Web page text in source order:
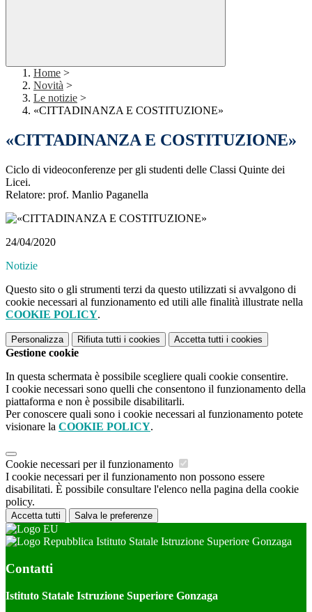
Home >
Novità >
Le notizie >
«CITTADINANZA E COSTITUZIONE»
«CITTADINANZA E COSTITUZIONE»
Ciclo di videoconferenze per gli studenti delle Classi Quinte dei
Licei.
Relatore: prof. Manlio Paganella
24/04/2020
Notizie
Questo sito o gli strumenti terzi da questo utilizzati si avvalgono di
cookie necessari al funzionamento ed utili alle finalità illustrate nella
COOKIE POLICY.
Personalizza Rifiuta tutti i cookies Accetta tutti i cookies
Gestione cookie
In questa schermata è possibile scegliere quali cookie consentire.
I cookie necessari sono quelli che consentono il funzionamento della
piattaforma e non è possibile disabilitarli.
Per conoscere quali sono i cookie necessari al funzionamento potete
visionare la COOKIE POLICY.
Cookie necessari per il funzionamento
I cookie necessari per il funzionamento non possono essere
disabilitati. È possibile consultare l'elenco nella pagina della cookie
policy.
Accetta tutti Salva le preferenze
Istituto Statale Istruzione Superiore Gonzaga
Contatti
Istituto Statale Istruzione Superiore Gonzaga